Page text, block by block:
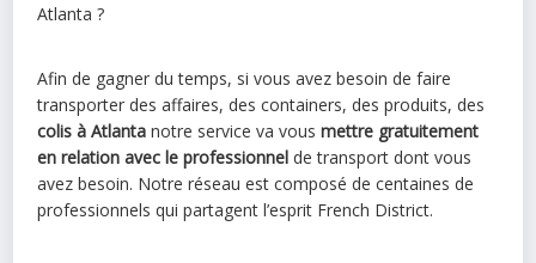
Atlanta ?
Afin de gagner du temps, si vous avez besoin de faire
transporter des affaires, des containers, des produits, des
colis à Atlanta notre service va vousmettre gratuitement
en relation avec le professionnel de transport dont vous
avez besoin. Notre réseau est composé de centaines de
professionnels qui partagent l’esprit French District.